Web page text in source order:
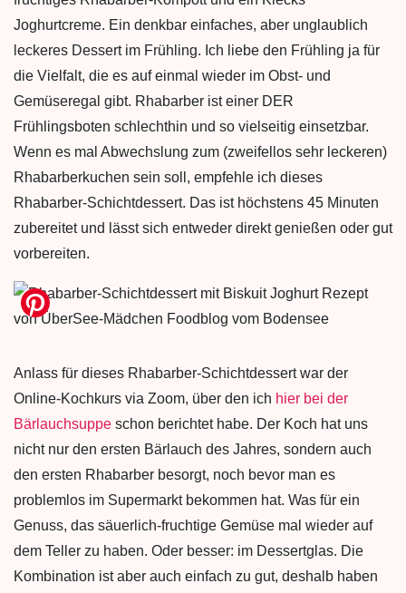
Joghurtcreme. Ein denkbar einfaches, aber unglaublich
leckeres Dessert im Frühling. Ich liebe den Frühling ja für
die Vielfalt, die es auf einmal wieder im Obst- und
Gemüseregal gibt. Rhabarber ist einer DER
Frühlingsboten schlechthin und so vielseitig einsetzbar.
Wenn es mal Abwechslung zum (zweifellos sehr leckeren)
Rhabarberkuchen sein soll, empfehle ich dieses
Rhabarber-Schichtdessert. Das ist höchstens 45 Minuten
zubereitet und lässt sich entweder direkt genießen oder gut
vorbereiten.
Anlass für dieses Rhabarber-Schichtdessert war der
Online-Kochkurs via Zoom, über den ich hier bei der
Bärlauchsuppe schon berichtet habe. Der Koch hat uns
nicht nur den ersten Bärlauch des Jahres, sondern auch
den ersten Rhabarber besorgt, noch bevor man es
problemlos im Supermarkt bekommen hat. Was für ein
Genuss, das säuerlich-fruchtige Gemüse mal wieder auf
dem Teller zu haben. Oder besser: im Dessertglas. Die
Kombination ist aber auch einfach zu gut, deshalb haben